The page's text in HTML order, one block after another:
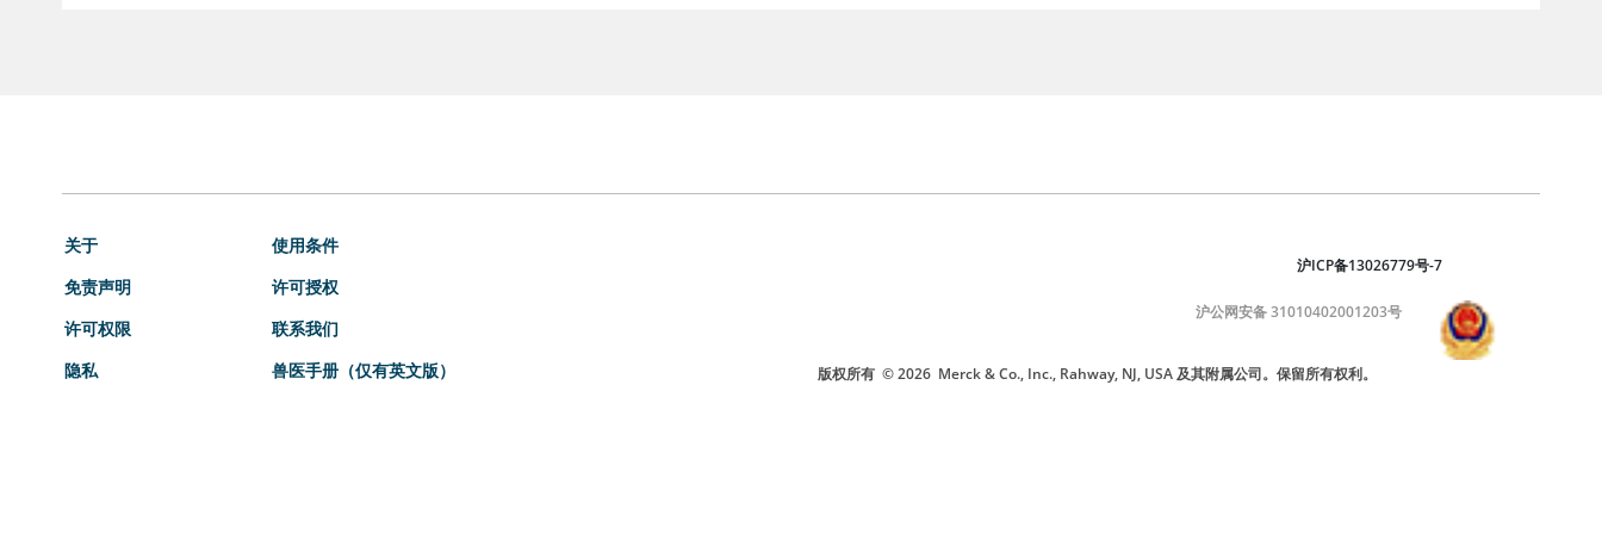
关于
免责声明
许可权限
隐私
使用条件
许可授权
联系我们
兽医手册（仅有英文版）
沪ICP备13026779号-7
沪公网安备 31010402001203号
版权所有 © 2026 Merck & Co., Inc., Rahway, NJ, USA 及其附属公司。保留所有权利。